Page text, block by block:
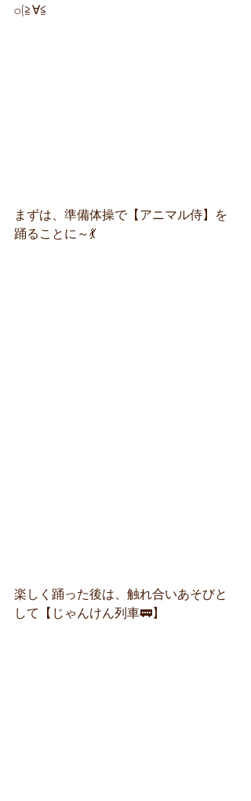
o(≧∀≦
まずは、準備体操で【アニマル侍】を
踊ることに～💃
楽しく踊った後は、触れ合いあそびと
して【じゃんけん列車🚃】